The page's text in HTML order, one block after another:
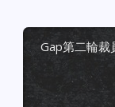
gap第二輪